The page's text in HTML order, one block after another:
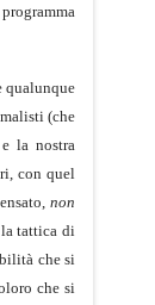
qualunque
(che
e la nostra
con quel
non
tattica di
che si
che si